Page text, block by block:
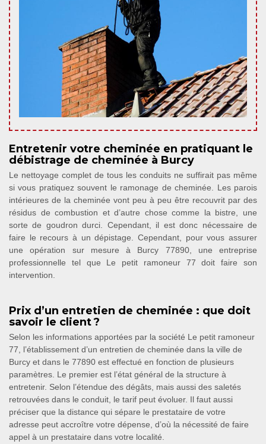
Entretenir votre cheminée en pratiquant le
débistrage de cheminée à Burcy
Le nettoyage complet de tous les conduits ne suffirait pas même
si vous pratiquez souvent le ramonage de cheminée. Les parois
intérieures de la cheminée vont peu à peu être recouvrit par des
résidus de combustion et d’autre chose comme la bistre, une
sorte de goudron durci. Cependant, il est donc nécessaire de
faire le recours à un dépistage. Cependant, pour vous assurer
une opération sur mesure à Burcy 77890, une entreprise
professionnelle tel que Le petit ramoneur 77 doit faire son
intervention.
Prix d’un entretien de cheminée : que doit
savoir le client ?
Selon les informations apportées par la société Le petit ramoneur
77, l’établissement d’un entretien de cheminée dans la ville de
Burcy et dans le 77890 est effectué en fonction de plusieurs
paramètres. Le premier est l’état général de la structure à
entretenir. Selon l’étendue des dégâts, mais aussi des saletés
retrouvées dans le conduit, le tarif peut évoluer. Il faut aussi
préciser que la distance qui sépare le prestataire de votre
adresse peut accroître votre dépense, d’où la nécessité de faire
appel à un prestataire dans votre localité.